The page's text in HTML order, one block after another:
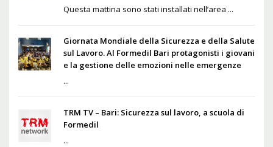
Questa mattina sono stati installati nell’area ...
Giornata Mondiale della Sicurezza e della Salute
sul Lavoro. Al Formedil Bari protagonisti i giovani
e la gestione delle emozioni nelle emergenze
...
TRM TV – Bari: Sicurezza sul lavoro, a scuola di
Formedil
...